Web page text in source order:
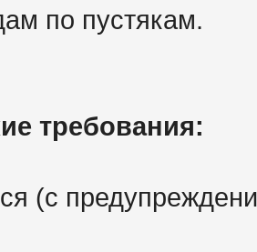
по пустякам.
требования:
(с